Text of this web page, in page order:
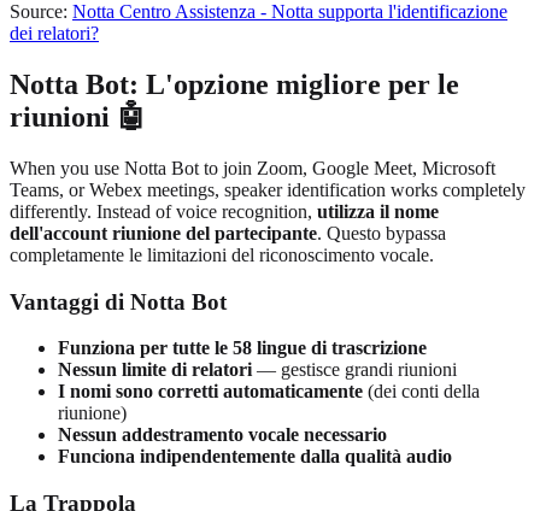
Source: Notta Centro Assistenza - Notta supporta l'identificazione
dei relatori?
Notta Bot: L'opzione migliore per le
riunioni 🤖
When you use Notta Bot to join Zoom, Google Meet, Microsoft
Teams, or Webex meetings, speaker identification works completely
differently. Instead of voice recognition, utilizza il nome
dell'account riunione del partecipante. Questo bypassa
completamente le limitazioni del riconoscimento vocale.
Vantaggi di Notta Bot
Funziona per tutte le 58 lingue di trascrizione
Nessun limite di relatori — gestisce grandi riunioni
I nomi sono corretti automaticamente (dei conti della
riunione)
Nessun addestramento vocale necessario
Funciona indipendentemente dalla qualità audio
La Trappola